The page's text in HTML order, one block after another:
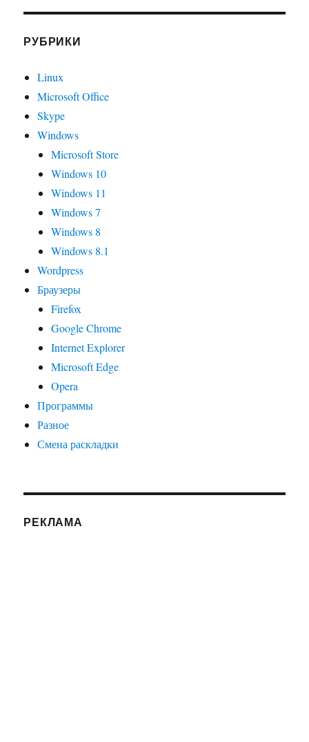
РУБРИКИ
Linux
Microsoft Office
Skype
Windows
Microsoft Store
Windows 10
Windows 11
Windows 7
Windows 8
Windows 8.1
Wordpress
Браузеры
Firefox
Google Chrome
Internet Explorer
Microsoft Edge
Opera
Программы
Разное
Смена раскладки
РЕКЛАМА